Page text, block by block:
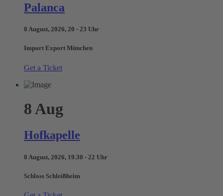
Palanca
8 August, 2026, 20 - 23 Uhr
Import Export München
Get a Ticket
8 Aug
Hofkapelle
8 August, 2026, 19.30 - 22 Uhr
Schloss Schleißheim